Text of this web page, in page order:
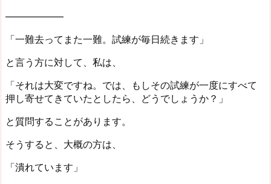
——————
「一難去ってまた一難。試練が毎日続きます」
と言う方に対して、私は、
「それは大変ですね。では、もしその試練が一度にすべて
押し寄せてきていたとしたら、どうでしょうか？」
と質問することがあります。
そうすると、大概の方は、
「潰れています」